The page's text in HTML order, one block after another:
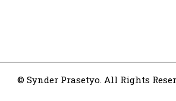
© Synder Prasetyo. All Rights